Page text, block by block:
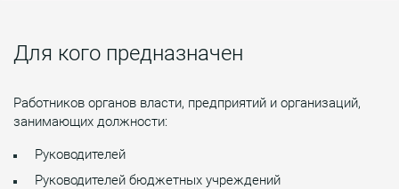
Для кого предназначен
Работников органов власти, предприятий и организаций,
занимающих должности:
Руководителей
Руководителей бюджетных учреждений